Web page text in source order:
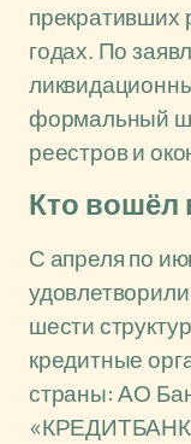
прекративших
годах. По
формальный
реестров и
Кто вошёл
С апреля по
шести
кредитные
страны: АО